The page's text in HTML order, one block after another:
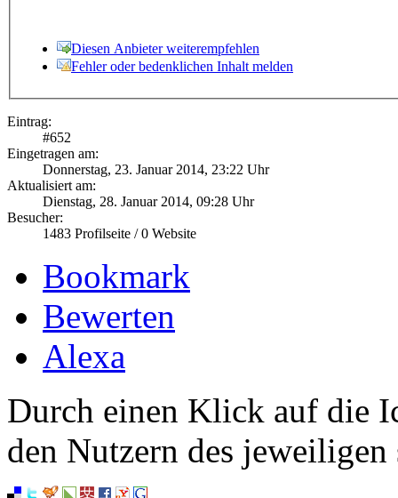
Diesen Anbieter weiterempfehlen
Fehler oder bedenklichen Inhalt melden
Eintrag:
#652
Eingetragen am:
Donnerstag, 23. Januar 2014, 23:22 Uhr
Aktualisiert am:
Dienstag, 28. Januar 2014, 09:28 Uhr
Besucher:
1483 Profilseite /0 Website
Bookmark
Bewerten
Alexa
Durch einen Klick auf die
den Nutzern des